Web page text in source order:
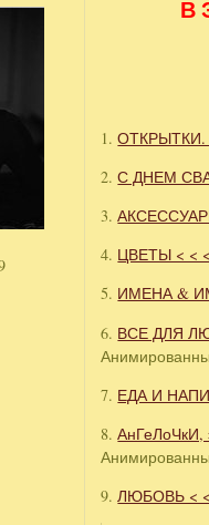
В
1.ОТКРЫТКИ.
2.С ДНЕМ
3.
4. ЦВЕТЫ < <
5. ИМЕНА &
6. ВСЕ ДЛЯ
7. ЕДА И
8.
9.ЛЮБОВЬ < <